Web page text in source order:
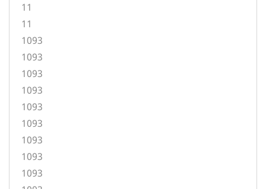
11
11
1093
1093
1093
1093
1093
1093
1093
1093
1093